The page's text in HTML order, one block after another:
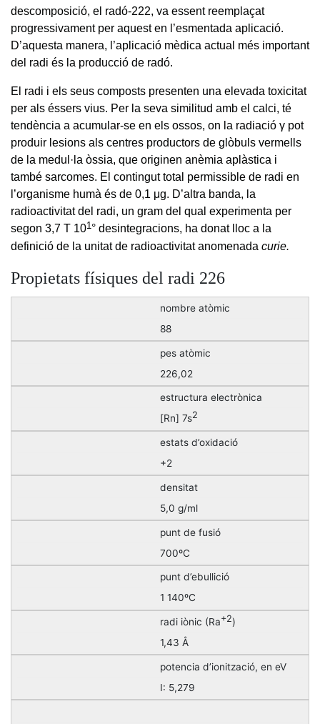
descomposició, el radó-222, va essent reemplaçat
progressivament per aquest en l’esmentada aplicació.
D’aquesta manera, l’aplicació mèdica actual més important
del radi és la producció de radó.
El radi i els seus composts presenten una elevada toxicitat
per als éssers vius. Per la seva similitud amb el calci, té
tendència a acumular-se en els ossos, on la radiació γ pot
produir lesions als centres productors de glòbuls vermells
de la medul·la òssia, que originen anèmia aplàstica i
també sarcomes. El contingut total permissible de radi en
l’organisme humà és de 0,1 μg. D’altra banda, la
radioactivitat del radi, un gram del qual experimenta per
segon 3,7 T 101 ° desintegracions, ha donat lloc a la
definició de la unitat de radioactivitat anomenada curie.
Propietats físiques del radi 226
nombre atòmic
88
pes atòmic
226,02
estructura electrònica
[Rn] 7s2
estats d’oxidació
+2
densitat
5,0 g/ml
punt de fusió
700ºC
punt d’ebullició
1 140ºC
radi iònic (Ra+2)
1,43 Å
potencia d’ionització, en eV
I: 5,279